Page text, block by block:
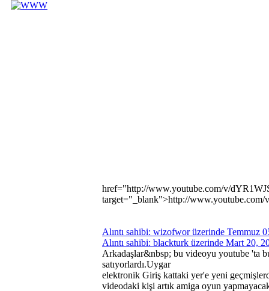
href="http://www.youtube.com/v/
target="_blank">http://
Alıntı sahibi: wizofwor üzerinde Temmuz
Alıntı sahibi: blackturk üzerinde Mart 20,
Arkadaşlar&nbsp; bu videoyu youtube 'ta
satıyorlardı.Uygar
elektronik Giriş kattaki yer'e yeni
videodaki kişi artık amiga oyun